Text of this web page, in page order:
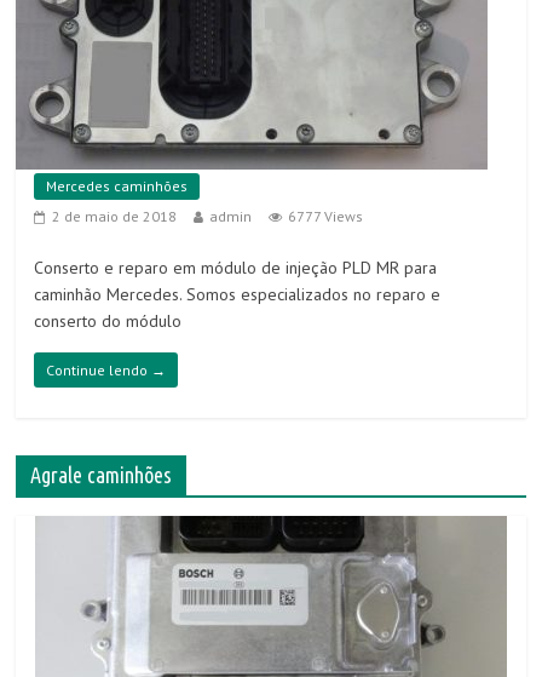
Mercedes caminhões
2 de maio de 2018
admin 6777 Views
Conserto e reparo em módulo de injeção PLD MR para
caminhão Mercedes. Somos especializados no reparo e
conserto do módulo
Continue lendo →
Agrale caminhões